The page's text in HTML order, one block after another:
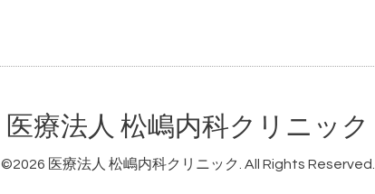
医療法人 松嶋内科クリニック
©2026 医療法人 松嶋内科クリニック. All Rights Reserved.